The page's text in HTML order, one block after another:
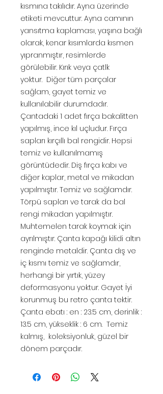
kısmına takılıdır. Ayna üzerinde
etiketi mevcuttur. Ayna camının
yansıtma kaplaması, yaşına bağlı
olarak, kenar kısımlarda kısmen
yıpranmıştır, resimlerde
görülebilir. Kırık veya çatlk
yoktur. Diğer tüm parçalar
sağlam, gayet temiz ve
kullanılabilir durumdadır.
Çantadaki 1 adet fırça bakalitten
yapılmış, ince kıl uçludur. Fırça
sapları kırçıllı bal rengidir. Hepsi
temiz ve kullanılmamış
görüntüdedir. Diş fırça kabı ve
diğer kaplar, metal ve mikadan
yapılmıştır. Temiz ve sağlamdır.
Törpü sapları ve tarak da bal
rengi mikadan yapılmıştır.
Muhtemelen tarak koymak için
ayrılmıştır. Çanta kapağı kilidi altın
renginde metaldir. Çanta dış ve
iç kısmı temiz ve sağlamdır,
herhangi bir yırtık, yüzey
deformasyonu yoktur. Gayet İyi
korunmuş bu retro çanta tektir.
Çanta ebatı : en : 23.5 cm, derinlik :
13.5 cm, yükseklik : 6 cm. Temiz
kalmış, koleksiyonluk, güzel bir
dönem parçadır.